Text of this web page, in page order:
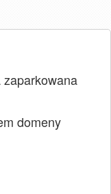
zaparkowana
domeny